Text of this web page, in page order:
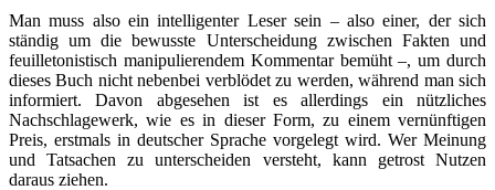
Man muss also ein intelligenter Leser sein – also einer, der sich
ständig um die bewusste Unterscheidung zwischen Fakten und
feuilletonistisch manipulierendem Kommentar bemüht –, um durch
dieses Buch nicht nebenbei verblödet zu werden, während man sich
informiert. Davon abgesehen ist es allerdings ein nützliches
Nachschlagewerk, wie es in dieser Form, zu einem vernünftigen
Preis, erstmals in deutscher Sprache vorgelegt wird. Wer Meinung
und Tatsachen zu unterscheiden versteht, kann getrost Nutzen
daraus ziehen.